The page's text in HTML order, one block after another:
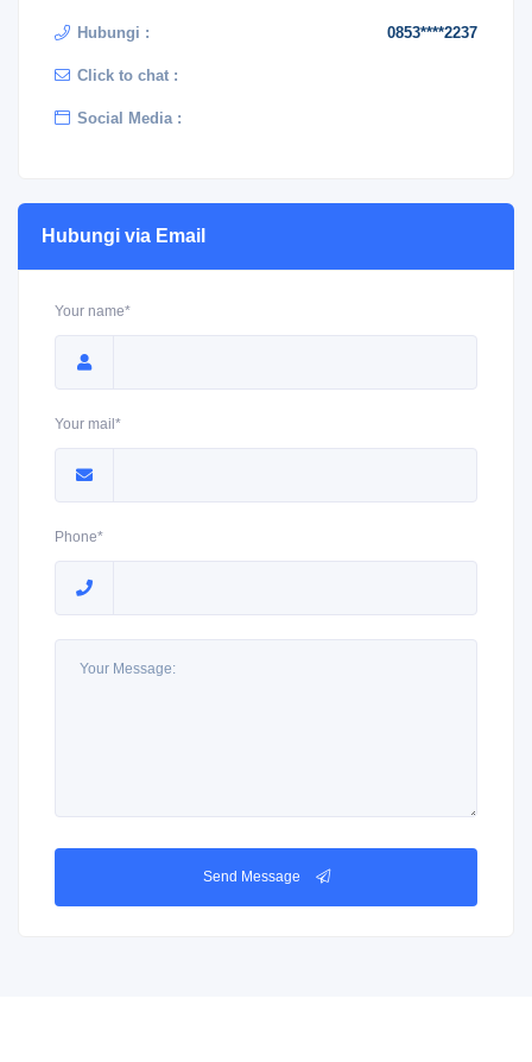
Hubungi : 0853****2237
Click to chat :
Social Media :
Hubungi via Email
Your name*
Your mail*
Phone*
Send Message